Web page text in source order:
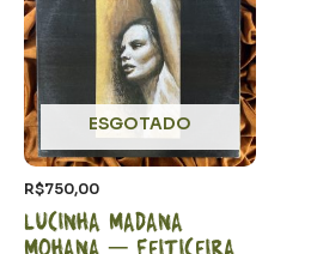
ESGOTADO
R$750,00
Lucinha Madana
Mohana – Feiticeira